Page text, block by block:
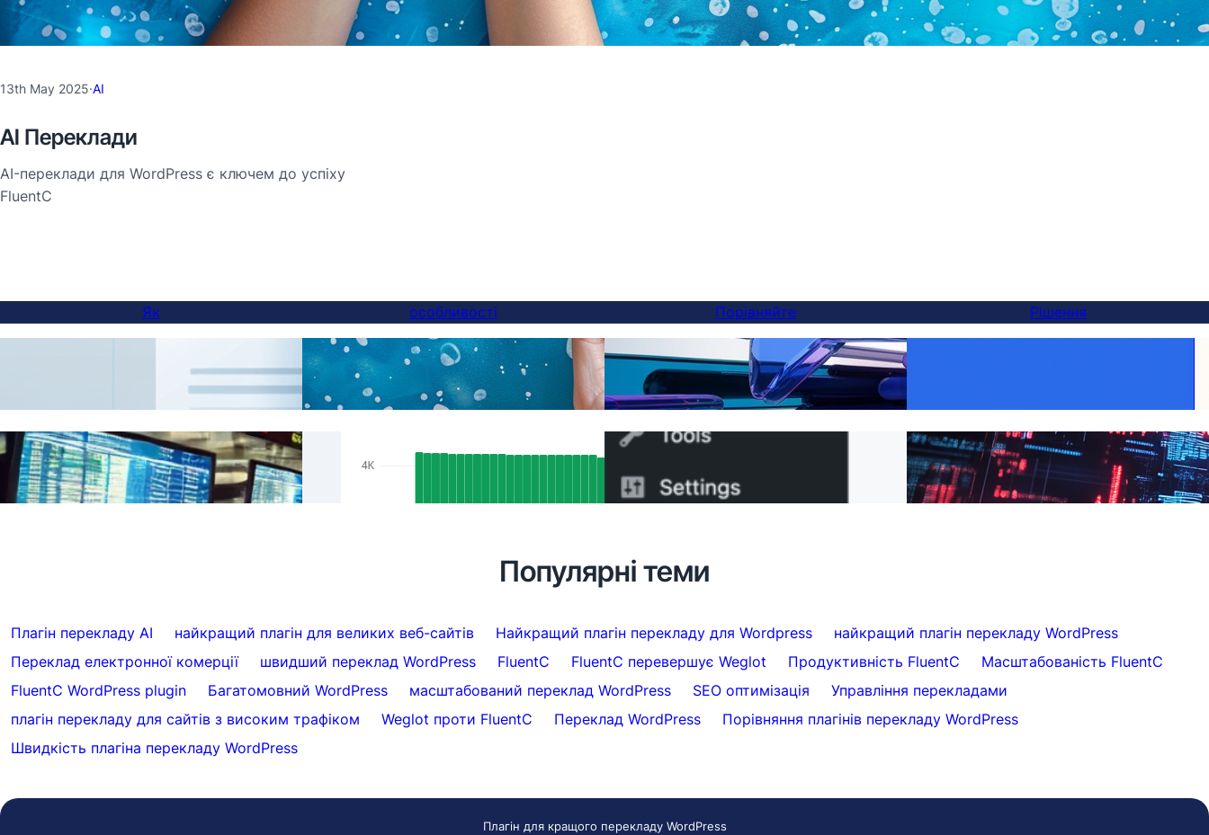
13th May 2025·AI
AI Переклади
AI-переклади для WordPress є ключем до успіху
FluentC
Як
Як додати перемикач мов на сайти з
Пропустити переклади для конкретного
вмісту з FluentC
особливості
AI Переклади
Real SEO Results: How FluentC’s Hreflang
Порівняйте
Нарешті, краща альтернатива Weglot — і
ви можете переключитися за 5 хвилин
5 хвилин
Рішення
Effortless Website Translation for Clients
Популярні теми
Плагін перекладу AI найкращий плагін для великих веб-сайтів Найкращий плагін перекладу для Wordpress
найкращий плагін перекладу WordPress
Переклад електронної комерції
швидший переклад WordPress FluentC FluentC перевершує Weglot Продуктивність FluentC
Масштабованість FluentC
FluentC WordPress plugin
Багатомовний WordPress масштабований переклад WordPress SEO оптимізація
Управління перекладами
плагін перекладу для сайтів з високим трафіком
Weglot проти FluentC Переклад WordPress
Порівняння плагінів перекладу WordPress
Швидкість плагіна перекладу WordPress
Плагін для кращого перекладу WordPress